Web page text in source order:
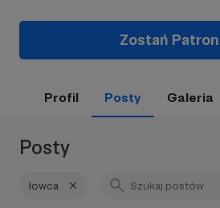
Zostań
Profil Posty Galeria
Posty
łowca